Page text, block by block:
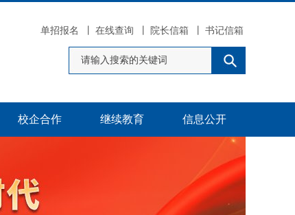
单招报名 在线查询 院长信箱 书记信箱
校企合作 继续教育 信息公开